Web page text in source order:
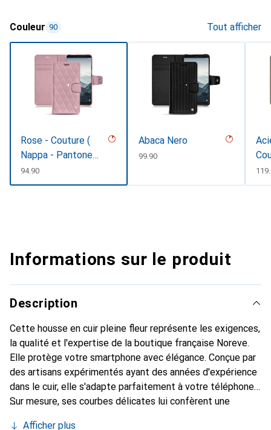
Couleur 90 Tout afficher
Rose - Couture (
Nappa - Pantone
#efbae1 )
CHF
94.90
Abaca Nero
CHF
99.90
CHF
Informations sur le produit
Description
Cette housse en cuir pleine fleur représente les exigences,
la qualité et l'expertise de la boutique française Noreve.
Elle protège votre smartphone avec élégance. Conçue par
des artisans expérimentés ayant des années d'expérience
dans le cuir, elle s'adapte parfaitement à votre téléphone.
Sur mesure, ses courbes délicates lui confèrent une
Afficher plus